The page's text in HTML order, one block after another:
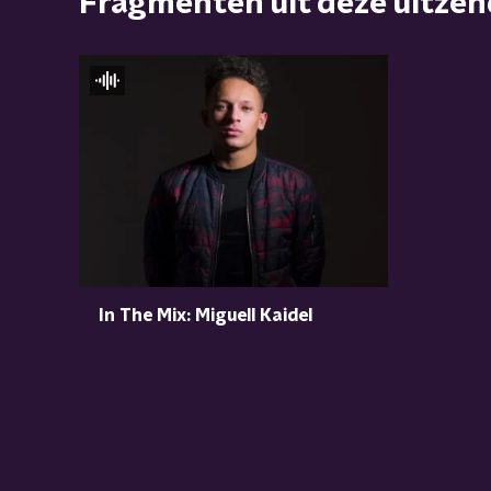
In The Mix: Miguell Kaidel